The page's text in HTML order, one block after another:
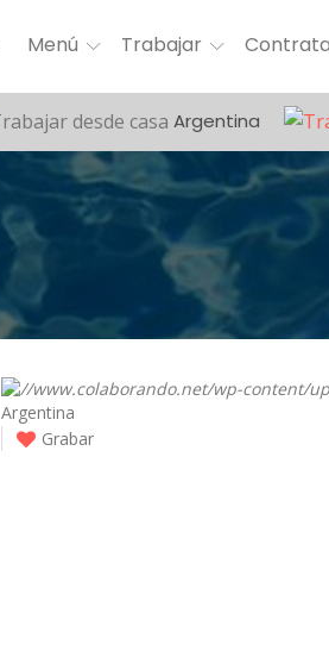
Menú Trabajar
Argentina
Argentina
Grabar